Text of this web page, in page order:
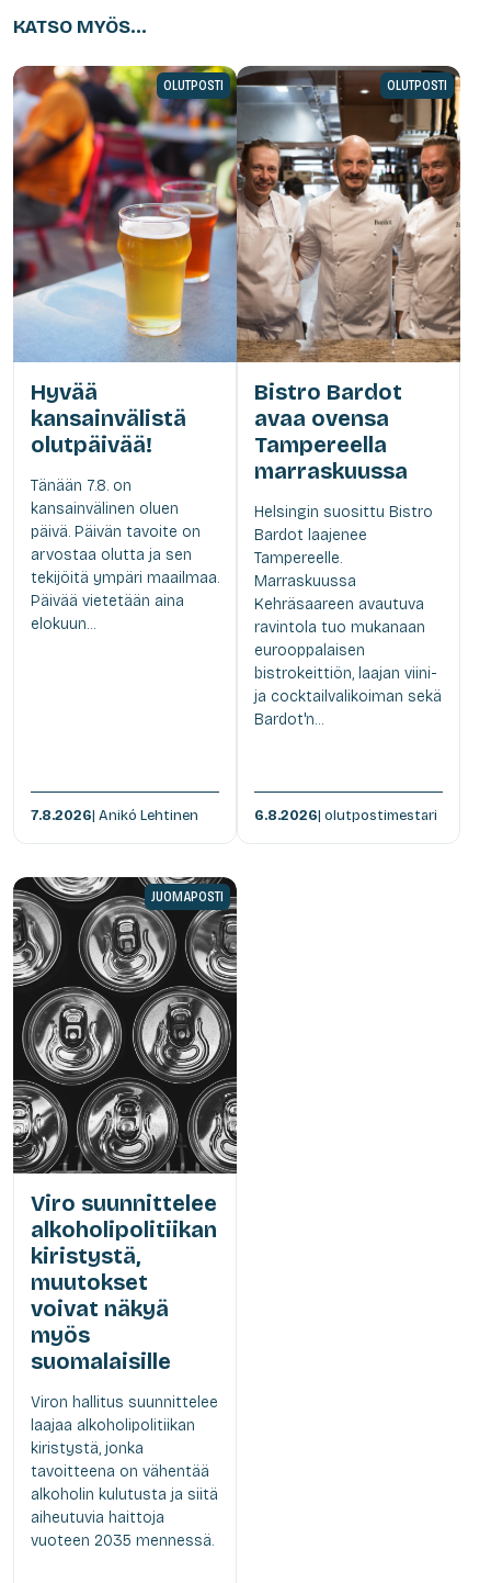
KATSO MYÖS...
OLUTPOSTI
Hyvää
kansainvälistä
olutpäivää!
Tänään 7.8. on
kansainvälinen oluen
päivä. Päivän tavoite on
arvostaa olutta ja sen
tekijöitä ympäri maailmaa.
Päivää vietetään aina
elokuun...
7.8.2026| Anikó Lehtinen
OLUTPOSTI
Bistro Bardot
avaa ovensa
Tampereella
marraskuussa
Helsingin suosittu Bistro
Bardot laajenee
Tampereelle.
Marraskuussa
Kehräsaareen avautuva
ravintola tuo mukanaan
eurooppalaisen
bistrokeittiön, laajan viini-
ja cocktailvalikoiman sekä
Bardot'n...
6.8.2026| olutpostimestari
JUOMAPOSTI
Viro suunnittelee
alkoholipolitiikan
kiristystä,
muutokset
voivat näkyä
myös
suomalaisille
Viron hallitus suunnittelee
laajaa alkoholipolitiikan
kiristystä, jonka
tavoitteena on vähentää
alkoholin kulutusta ja siitä
aiheutuvia haittoja
vuoteen 2035 mennessä.